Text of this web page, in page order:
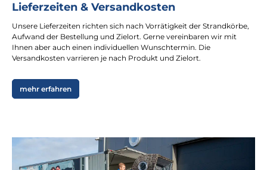
Lieferzeiten & Versandkosten
Unsere Lieferzeiten richten sich nach Vorrätigkeit der Strandkörbe,
Aufwand der Bestellung und Zielort. Gerne vereinbaren wir mit
Ihnen aber auch einen individuellen Wunschtermin. Die
Versandkosten varrieren je nach Produkt und Zielort.
mehr erfahren